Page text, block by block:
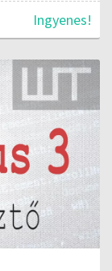
Ingyenes!